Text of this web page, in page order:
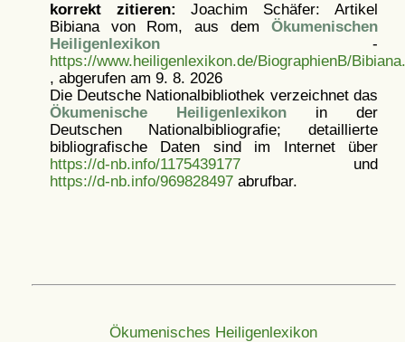
korrekt zitieren: Joachim Schäfer: Artikel
Bibiana von Rom, aus dem Ökumenischen
Heiligenlexikon-
https://www.heiligenlexikon.de/BiographienB/
, abgerufen am 9. 8. 2026
Die Deutsche Nationalbibliothek verzeichnet das
Ökumenische Heiligenlexikonin der
Deutschen Nationalbibliografie; detaillierte
bibliografische Daten sind im Internet über
https://d-nb.info/1175439177und
https://d-nb.info/969828497abrufbar.
Ökumenisches Heiligenlexikon